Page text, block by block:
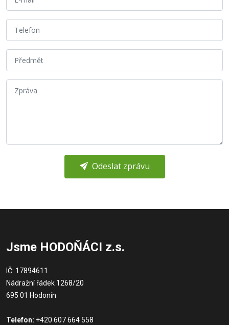
Odeslat zprávu
Jsme HODOŇÁCI z.s.
IČ: 17894611
Nádražní řádek 1268/20
695 01 Hodonín
Telefon: +420 607 664 558